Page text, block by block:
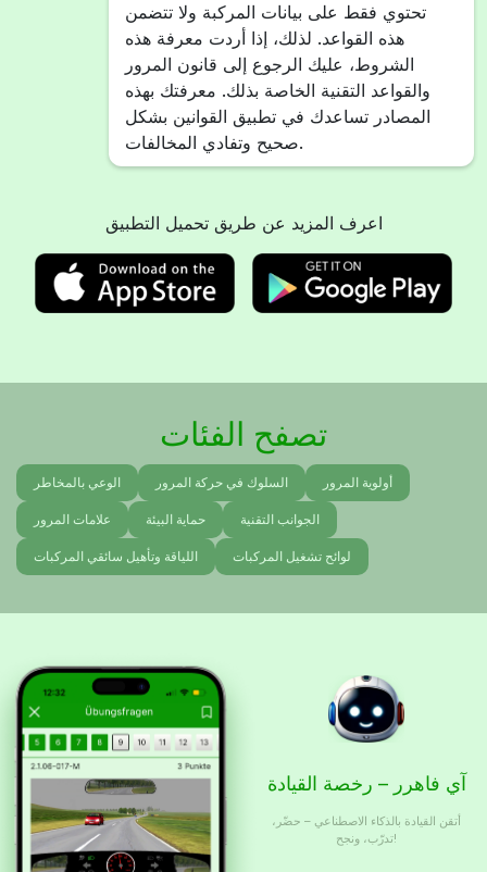
تحتوي فقط على بيانات المركبة ولا تتضمن
هذه القواعد. لذلك، إذا أردت معرفة هذه
الشروط، عليك الرجوع إلى قانون المرور
والقواعد التقنية الخاصة بذلك. معرفتك بهذه
المصادر تساعدك في تطبيق القوانين بشكل
صحيح وتفادي المخالفات.
اعرف المزيد عن طريق تحميل التطبيق
تصفح الفئات
الوعي بالمخاطر السلوك في حركة المرور أولوية المرور
علامات المرور حماية البيئة الجوانب التقنية
اللياقة وتأهيل سائقي المركبات لوائح تشغيل المركبات
آي فاهرر – رخصة القيادة
أتقن القيادة بالذكاء الاصطناعي – حضّر،
تدرّب، ونجح!